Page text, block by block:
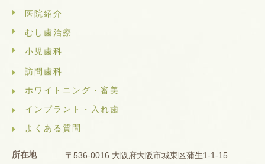
医院紹介
むし歯治療
小児歯科
訪問歯科
ホワイトニング・審美
インプラント・入れ歯
よくある質問
所在地
〒536-0016 大阪府大阪市城東区蒲生1-1-15